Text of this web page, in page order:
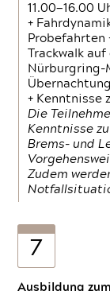
11.00—16.00
+
Probefahrten
Trackwalk
Nürburgring-
+ Kenntnisse
Die
Kenntnisse
Brems- und
Zudem
7
Ausbildung